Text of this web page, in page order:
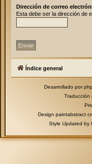
Dirección de correo
Esta debe ser la dirección de
Índice general
Desarrollado por
Traducción
Design paintabstract
Style Updated by